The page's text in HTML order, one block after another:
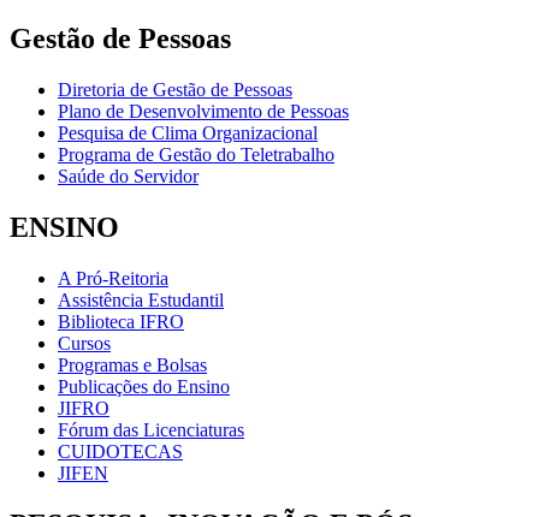
Gestão de Pessoas
Diretoria de Gestão de Pessoas
Plano de Desenvolvimento de Pessoas
Pesquisa de Clima Organizacional
Programa de Gestão do Teletrabalho
Saúde do Servidor
ENSINO
A Pró-Reitoria
Assistência Estudantil
Biblioteca IFRO
Cursos
Programas e Bolsas
Publicações do Ensino
JIFRO
Fórum das Licenciaturas
CUIDOTECAS
JIFEN